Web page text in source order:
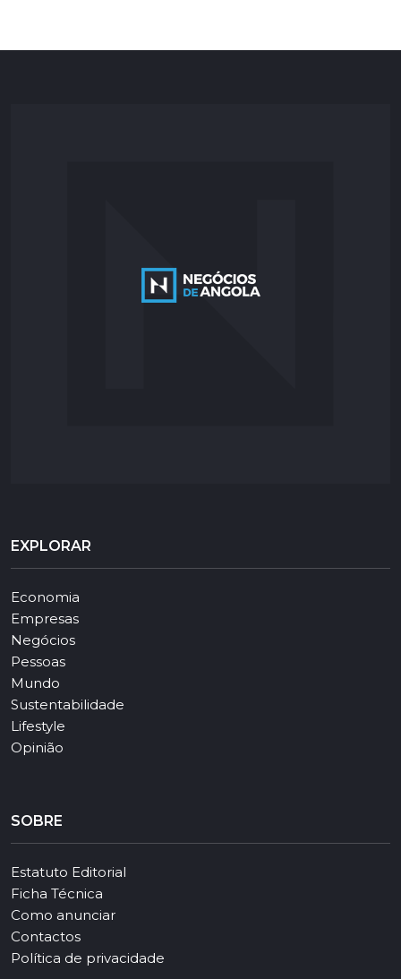
EXPLORAR
Economia
Empresas
Negócios
Pessoas
Mundo
Sustentabilidade
Lifestyle
Opinião
SOBRE
Estatuto Editorial
Ficha Técnica
Como anunciar
Contactos
Política de privacidade